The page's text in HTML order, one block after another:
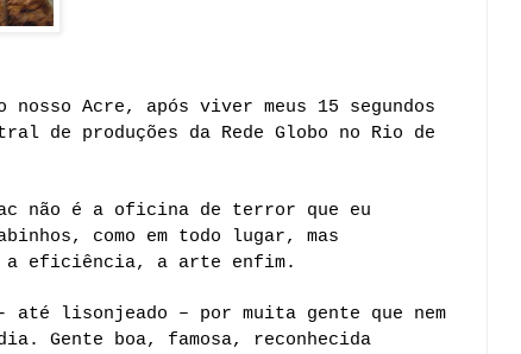
Acre, após viver meus 15 segundos
de produções da Rede Globo no Rio de
não é a oficina de terror que eu
como em todo lugar, mas
a eficiência, a arte enfim.
até lisonjeado – por muita gente que nem
Gente boa, famosa, reconhecida